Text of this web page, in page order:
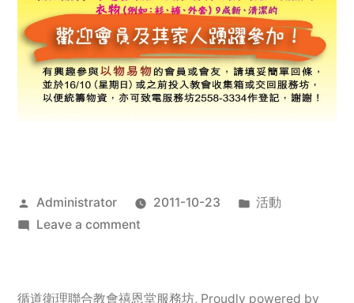
Posted
by
Administrator 2011-10-23
Posted
活動
Leave a commenton
服
循道衛理聯合教會禧恩堂服務坊, Proudly powered by